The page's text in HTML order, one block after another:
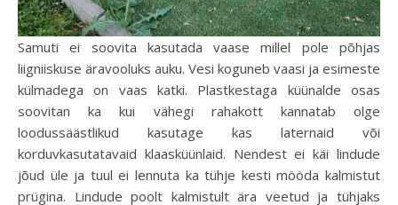
Samuti ei soovita kasutada vaase millel pole põhjas
liigniiskuse äravooluks auku. Vesi koguneb vaasi ja esimeste
külmadega on vaas katki. Plastkestaga küünalde osas
soovitan ka kui vähegi rahakott kannatab olge
loodussäästlikud kasutage kas laternaid või
korduvkasutatavaid klaasküünlaid. Nendest ei käi lindude
jõud üle ja tuul ei lennuta ka tühje kesti mööda kalmistut
prügina. Lindude poolt kalmistult ära veetud ja tühjaks